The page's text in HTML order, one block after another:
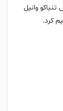
وانیل
کرد.